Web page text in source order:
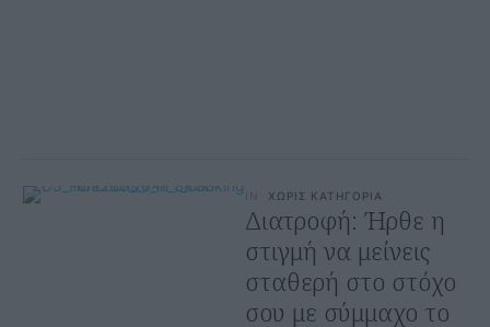
IN ΧΩΡΙΣ ΚΑΤΗΓΟΡΙΑ
Διατροφή: Ήρθε η
στιγμή να μείνεις
σταθερή στο στόχο
σου με σύμμαχο το